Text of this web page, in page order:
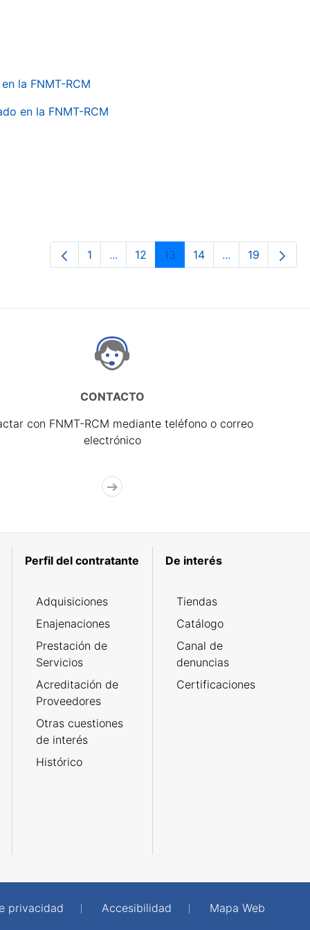
la FNMT-RCM
en la FNMT-RCM
Página
1 ...Páginas intermedias Use TAB para
Página
12 Página
13 Página
14 ...PáginasPágina
19
CONTACTO
con FNMT-RCM mediante teléfono o correo
electrónico
Perfil del contratante
Adquisiciones
Enajenaciones
Prestación de
Servicios
Acreditación de
Proveedores
Otras cuestiones
de interés
Histórico
De interés
Tiendas
Catálogo
Canal de
denuncias
Certificaciones
privacidad Accesibilidad
Mapa Web